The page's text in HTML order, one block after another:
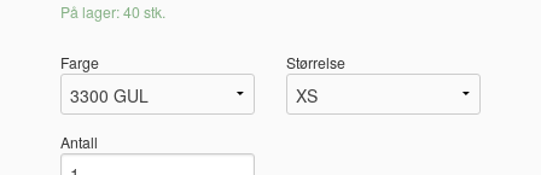
På lager: 40 stk.
Farge Størrelse
Antall